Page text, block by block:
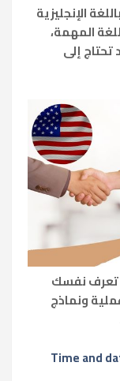
الإنجليزية
المهمة،
إلى
تعرف نفسك
ونماذج